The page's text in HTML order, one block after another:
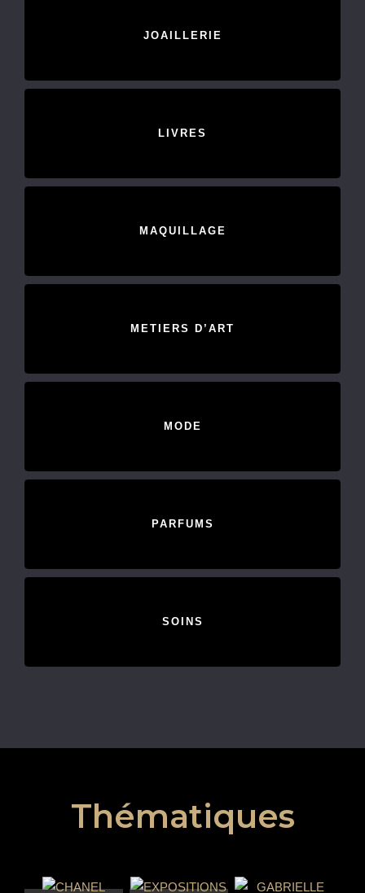
JOAILLERIE
LIVRES
MAQUILLAGE
METIERS D’ART
MODE
PARFUMS
SOINS
Thématiques